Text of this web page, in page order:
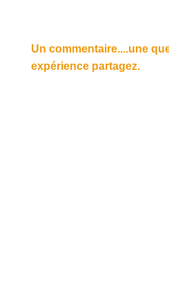
Un commentaire....une
expérience partagez.